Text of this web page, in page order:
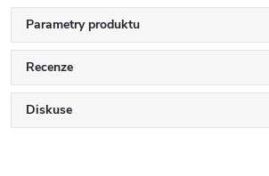
Parametry produktu
Recenze
Diskuse